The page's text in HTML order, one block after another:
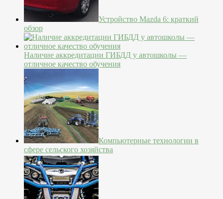
Устройство Mazda 6: краткий
обзор
Наличие аккредитации ГИБДД у автошколы —
отличное качество обучения
Компьютерные технологии в
сфере сельского хозяйства